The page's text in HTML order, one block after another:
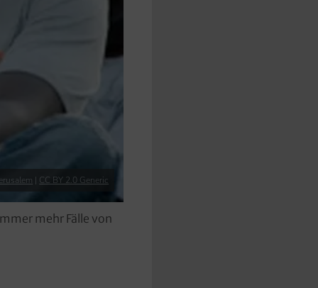
| CC BY 2.0 Generic
mehr Fälle von